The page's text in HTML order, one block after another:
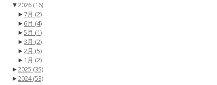
▼2026 (16)
► 7月 (2)
► 6月 (4)
►5月 (1)
►3月 (2)
►2月 (5)
► 1月 (2)
►2025 (35)
►2024(53)